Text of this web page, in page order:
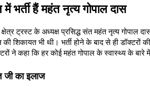
भर्ती हैं महंत नृत्य गोपाल दास
क्षेत्र ट्रस्ट के अध्यक्ष प्रसिद्ध संत महंत नृत्य
शिकायत भी थी। भर्ती होने के बाद से ही
ने कहा कि हर कोई महंत गोपाल के स्वास्थ्य के बारे
जी का इलाज